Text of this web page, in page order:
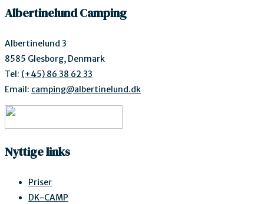
Albertinelund Camping
Albertinelund 3
8585 Glesborg, Denmark
Tel: (+45) 86 38 62 33
Email: camping@albertinelund.dk
Nyttige links
Priser
DK-CAMP